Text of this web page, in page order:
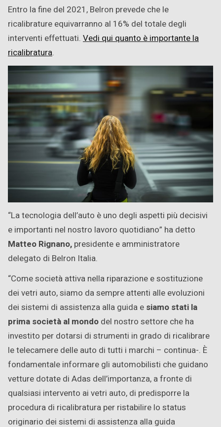
Entro la fine del 2021, Belron prevede che le
ricalibrature equivarranno al 16% del totale degli
interventi effettuati. Vedi qui quanto è importante la
ricalibratura.
“La tecnologia dell’auto è uno degli aspetti più decisivi
e importanti nel nostro lavoro quotidiano” ha detto
Matteo Rignano, presidente e amministratore
delegato di Belron Italia.
“Come società attiva nella riparazione e sostituzione
dei vetri auto, siamo da sempre attenti alle evoluzioni
dei sistemi di assistenza alla guida e siamo stati la
prima società al mondo del nostro settore che ha
investito per dotarsi di strumenti in grado di ricalibrare
le telecamere delle auto di tutti i marchi – continua-. È
fondamentale informare gli automobilisti che guidano
vetture dotate di Adas dell’importanza, a fronte di
qualsiasi intervento ai vetri auto, di predisporre la
procedura di ricalibratura per ristabilire lo status
originario dei sistemi di assistenza alla guida